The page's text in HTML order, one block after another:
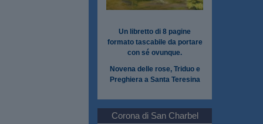
Un libretto di 8 pagine
formato tascabile da portare
con sé ovunque.
Novena delle rose, Triduo e
Preghiera a Santa Teresina
Corona di San Charbel